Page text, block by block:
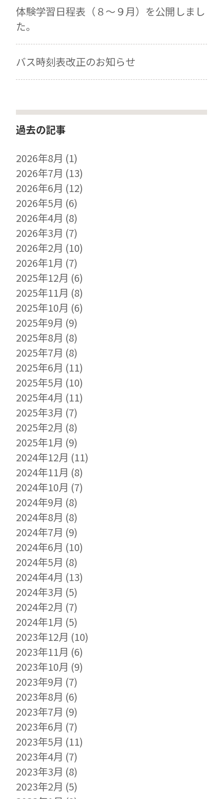
体験学習日程表（８～９月）を公開しまし
た。
バス時刻表改正のお知らせ
過去の記事
2026年8月 (1)
2026年7月 (13)
2026年6月 (12)
2026年5月 (6)
2026年4月 (8)
2026年3月 (7)
2026年2月 (10)
2026年1月 (7)
2025年12月 (6)
2025年11月 (8)
2025年10月 (6)
2025年9月 (9)
2025年8月 (8)
2025年7月 (8)
2025年6月 (11)
2025年5月 (10)
2025年4月 (11)
2025年3月 (7)
2025年2月 (8)
2025年1月 (9)
2024年12月 (11)
2024年11月 (8)
2024年10月 (7)
2024年9月 (8)
2024年8月 (8)
2024年7月 (9)
2024年6月 (10)
2024年5月 (8)
2024年4月 (13)
2024年3月 (5)
2024年2月 (7)
2024年1月 (5)
2023年12月 (10)
2023年11月 (6)
2023年10月 (9)
2023年9月 (7)
2023年8月 (6)
2023年7月 (9)
2023年6月 (7)
2023年5月 (11)
2023年4月 (7)
2023年3月 (8)
2023年2月 (5)